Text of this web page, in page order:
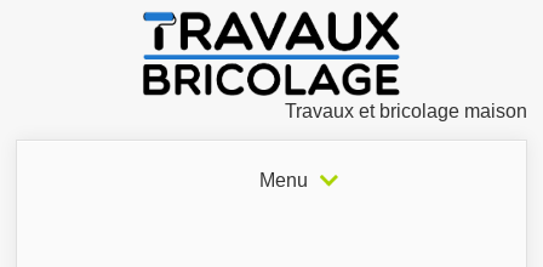
Travaux et bricolage maison
Menu